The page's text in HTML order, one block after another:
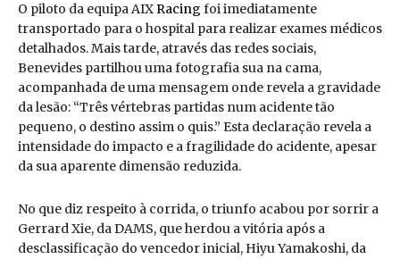
O piloto da equipa AIXRacing foi imediatamente
transportado para o hospital para realizar exames médicos
detalhados. Mais tarde, através das redes sociais,
Benevides partilhou uma fotografia sua na cama,
acompanhada de uma mensagem onde revela a gravidade
da lesão: “Três vértebras partidas num acidente tão
pequeno, o destino assim o quis.” Esta declaração revela a
intensidade do impacto e a fragilidade do acidente, apesar
da sua aparente dimensão reduzida.
No que diz respeito à corrida, o triunfo acabou por sorrir a
Gerrard Xie, da DAMS, que herdou a vitória após a
desclassificação do vencedor inicial, Hiyu Yamakoshi, da